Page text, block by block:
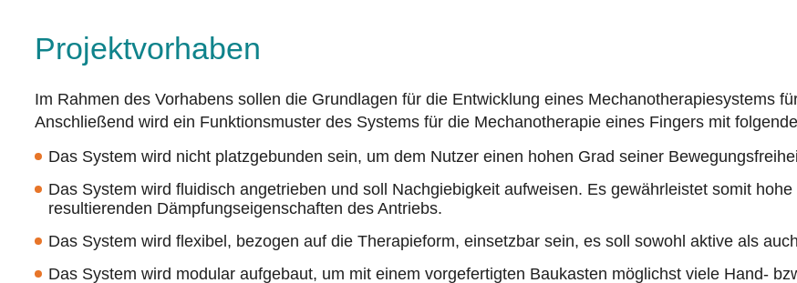
Projektvorhaben
Im Rahmen des Vorhabens sollen die Grundlagen für die Entwicklung eines Mechanotherapiesystems
Anschließend wird ein Funktionsmuster des Systems für die Mechanotherapie eines Fingers mit
Das System wird nicht platzgebunden sein, um dem Nutzer einen hohen Grad seiner
Das System wird fluidisch angetrieben und soll Nachgiebigkeit aufweisen. Es gewährleistet somit
resultierenden Dämpfungseigenschaften des Antriebs.
Das System wird flexibel, bezogen auf die Therapieform, einsetzbar sein, es soll sowohl aktive als
Das System wird modular aufgebaut, um mit einem vorgefertigten Baukasten möglichst viele Hand-